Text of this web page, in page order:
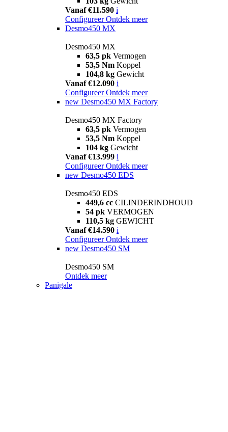
Vanaf €11.590 i
Configureer Ontdek meer
Desmo450 MX
Desmo450 MX
63,5 pk Vermogen
53,5 Nm Koppel
104,8 kg Gewicht
Vanaf €12.090 i
Configureer Ontdek meer
new Desmo450 MX Factory
Desmo450 MX Factory
63,5 pk Vermogen
53,5 Nm Koppel
104 kg Gewicht
Vanaf €13.999 i
Configureer Ontdek meer
new Desmo450 EDS
Desmo450 EDS
449,6 cc CILINDERINDHOUD
54 pk VERMOGEN
110,5 kg GEWICHT
Vanaf €14.590 i
Configureer Ontdek meer
new Desmo450 SM
Desmo450 SM
Ontdek meer
Panigale